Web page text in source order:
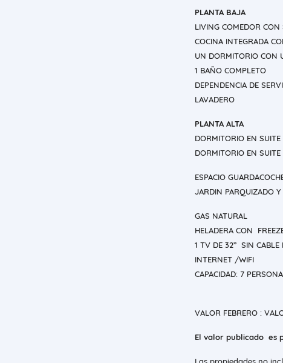
PLANTA BAJA
LIVING COMEDOR
COCINA INTEGRADA
UN DORMITORIO CON
1 BAÑO COMPLETO
DEPENDENCIA DE
LAVADERO
PLANTA ALTA
DORMITORIO EN
DORMITORIO EN
ESPACIO
JARDIN PARQUIZADO Y
GAS NATURAL
HELADERA CON
1 TV DE 32” SIN CABLE
INTERNET /WIFI
CAPACIDAD: 7
VALOR FEBRERO :
El valor publicado es